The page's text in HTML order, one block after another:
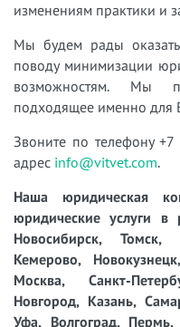
изменениям практики и
Мы будем рады
поводу минимизации
возможностям. Мы
подходящее именно для
Звоните по телефону
адрес info@vitvet.com.
Наша юридическая
юридические услуги в
Новосибирск,
Кемерово,
Москва, Санкт-
Новгород, Казань,
Уфа, Волгоград,